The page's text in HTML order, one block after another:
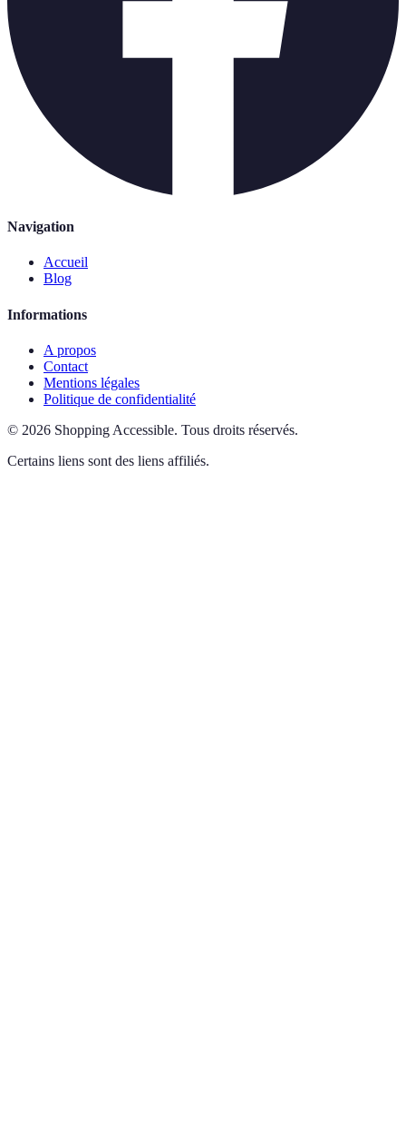
Navigation
Accueil
Blog
Informations
A propos
Contact
Mentions légales
Politique de confidentialité
© 2026 Shopping Accessible. Tous droits réservés.
Certains liens sont des liens affiliés.